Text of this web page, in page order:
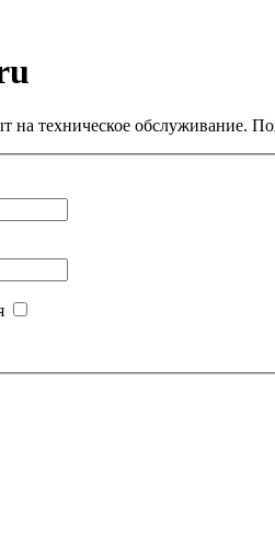
на техническое обслуживание.